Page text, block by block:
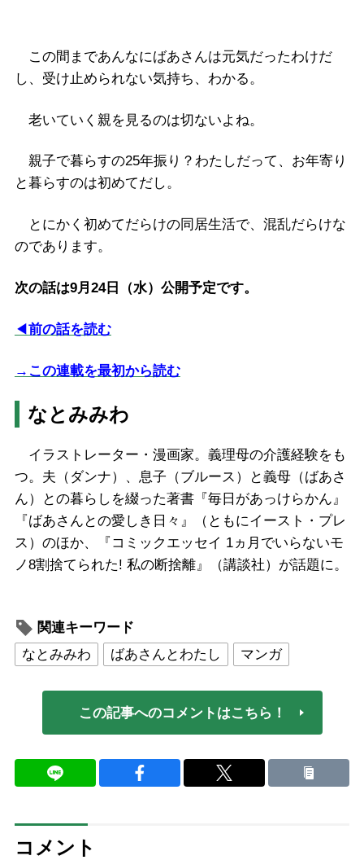
この間まであんなにばあさんは元気だったわけだ
し、受け止められない気持ち、わかる。
老いていく親を見るのは切ないよね。
親子で暮らすの25年振り？わたしだって、お年寄り
と暮らすのは初めてだし。
とにかく初めてだらけの同居生活で、混乱だらけな
のであります。
次の話は9月24日（水）公開予定です。
◀前の話を読む
→この連載を最初から読む
なとみみわ
イラストレーター・漫画家。義理母の介護経験をも
つ。夫（ダンナ）、息子（ブルース）と義母（ばあさ
ん）との暮らしを綴った著書『毎日があっけらかん』
『ばあさんとの愛しき日々』（ともにイースト・プレ
ス）のほか、『コミックエッセイ 1ヵ月でいらないモ
ノ8割捨てられた! 私の断捨離』（講談社）が話題に。
関連キーワード
なとみみわ
ばあさんとわたし マンガ
この記事へのコメントはこちら！
コメント